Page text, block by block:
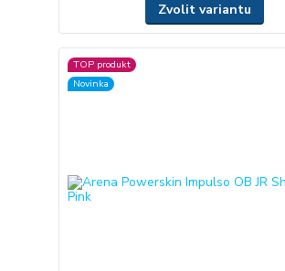
Zvolit variantu
TOP produkt
Novinka